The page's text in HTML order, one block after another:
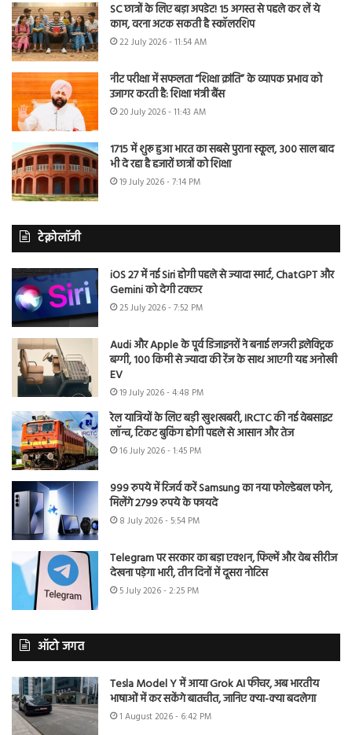
SC छात्रों के लिए बड़ा अपडेट! 15 अगस्त से पहले कर लें ये
काम, वरना अटक सकती है स्कॉलरशिप
22 July 2026 - 11:54 AM
नीट परीक्षा में सफलता “शिक्षा क्रांति” के व्यापक प्रभाव को
उजागर करती है: शिक्षा मंत्री बैंस
20 July 2026 - 11:43 AM
1715 में शुरू हुआ भारत का सबसे पुराना स्कूल, 300 साल बाद
भी दे रहा है हजारों छात्रों को शिक्षा
19 July 2026 - 7:14 PM
टेक्नोलॉजी
iOS 27 में नई Siri होगी पहले से ज्यादा स्मार्ट, ChatGPT और
Gemini को देगी टक्कर
25 July 2026 - 7:52 PM
Audi और Apple के पूर्व डिजाइनरों ने बनाई लग्जरी इलेक्ट्रिक
बग्गी, 100 किमी से ज्यादा की रेंज के साथ आएगी यह अनोखी
EV
19 July 2026 - 4:48 PM
रेल यात्रियों के लिए बड़ी खुशखबरी, IRCTC की नई वेबसाइट
लॉन्च, टिकट बुकिंग होगी पहले से आसान और तेज
16 July 2026 - 1:45 PM
999 रुपये में रिजर्व करें Samsung का नया फोल्डेबल फोन,
मिलेंगे 2799 रुपये के फायदे
8 July 2026 - 5:54 PM
Telegram पर सरकार का बड़ा एक्शन, फिल्में और वेब सीरीज
देखना पड़ेगा भारी, तीन दिनों में दूसरा नोटिस
5 July 2026 - 2:25 PM
ऑटो जगत
Tesla Model Y में आया Grok AI फीचर, अब भारतीय
भाषाओं में कर सकेंगे बातचीत, जानिए क्या-क्या बदलेगा
1 August 2026 - 6:42 PM